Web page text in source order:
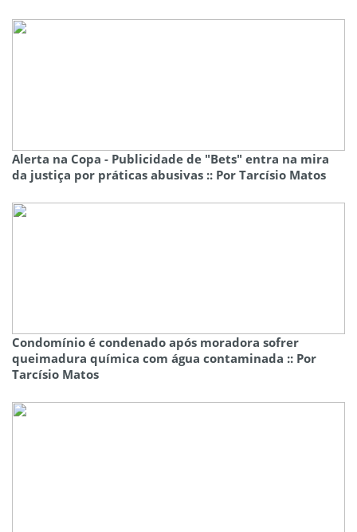
Alerta na Copa - Publicidade de "Bets" entra na mira
da justiça por práticas abusivas :: Por Tarcísio Matos
Condomínio é condenado após moradora sofrer
queimadura química com água contaminada :: Por
Tarcísio Matos